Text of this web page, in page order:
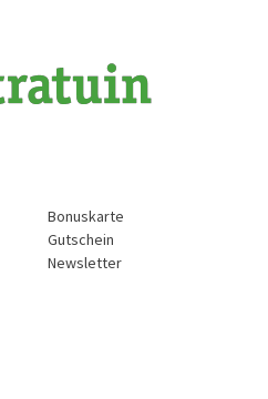
Bonuskarte
Gutschein
Newsletter